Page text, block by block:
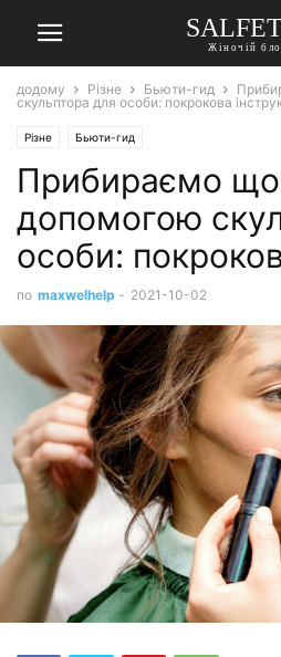
Жіночій
додому Різне Бьюти-гид
скульптора для особи: покрокова
Різне Бьюти-гид
Прибираємо
допомогою
особи:
по maxwelhelp - 2021-10-02